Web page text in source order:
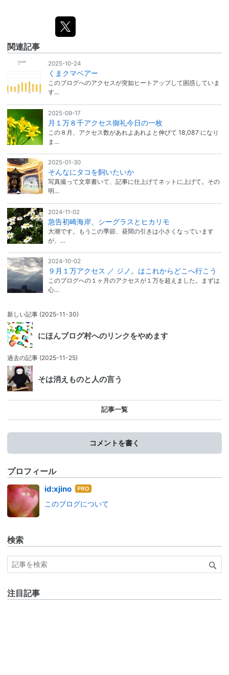
関連記事
2025-10-24
くまクマベアー
このブログへのアクセスが突如ヒートアップして困惑していま
す…
2025-09-17
月１万８千アクセス御礼今日の一枚
この８月、アクセス数があれよあれよと伸びて 18,087 になり
ま…
2025-01-30
そんなにタコを飼いたいか
写真撮って文章書いて、記事に仕上げてネットに上げて。その
明…
2024-11-02
急告初崎海岸、シーグラスとヒカリモ
大潮です。もうこの季節、昼間の引きは小さくなっています
が、…
2024-10-02
９月１万アクセス ／ ジノ。はこれからどこへ行こう
このブログへの１ヶ月のアクセスが１万を超えました。まずは
心…
新しい記事 (2025-11-30)
にほんブログ村へのリンクをやめます
過去の記事 (2025-11-25)
そは消えものと人の言う
記事一覧
コメントを書く
プロフィール
id:xjino はて
なブ
ログ
このブログについて
検索
注目記事